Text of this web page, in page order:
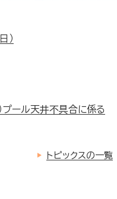
）
プール天井不具合に係る
トピックスの一覧